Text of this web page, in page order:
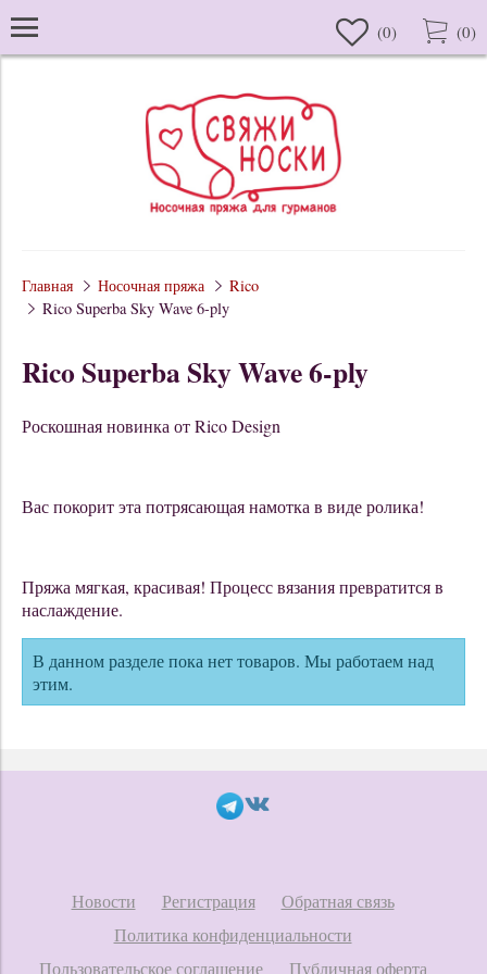
(0) (0)
Главная Носочная пряжа
Rico
Rico Superba Sky Wave 6-ply
Rico Superba Sky Wave 6-ply
Роскошная новинка от Rico Design
Вас покорит эта потрясающая намотка в виде ролика!
Пряжа мягкая, красивая! Процесс вязания превратится в
наслаждение.
В данном разделе пока нет товаров. Мы работаем над
этим.
Новости Регистрация
Обратная связь
Политика конфиденциальности
Пользовательское соглашение
Публичная оферта